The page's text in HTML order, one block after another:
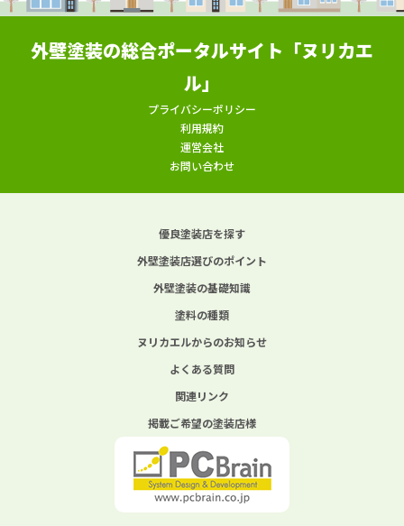
外壁塗装の総合ポータルサイト「ヌリカエ
ル」
プライバシーポリシー
利用規約
運営会社
お問い合わせ
優良塗装店を探す
外壁塗装店選びのポイント
外壁塗装の基礎知識
塗料の種類
ヌリカエルからのお知らせ
よくある質問
関連リンク
掲載ご希望の塗装店様